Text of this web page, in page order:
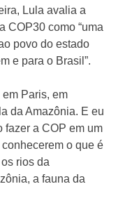
Lula avalia a
COP30 como “uma
povo do estado
e para o Brasil”.
Paris, em
da Amazônia. E eu
fazer a COP em um
o que é
rios da
a fauna da